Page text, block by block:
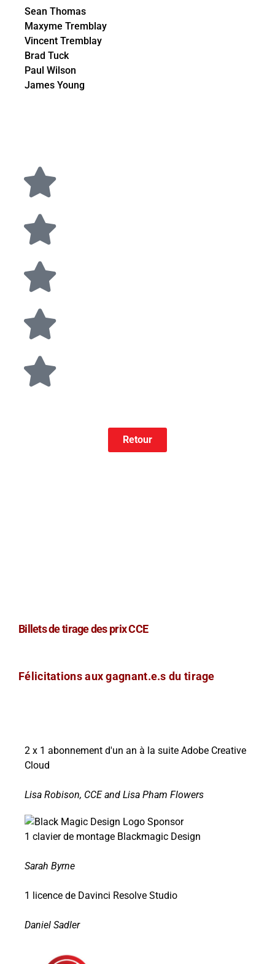
Sean Thomas
Maxyme Tremblay
Vincent Tremblay
Brad Tuck
Paul Wilson
James Young
Retour
Billets de tirage des prix CCE
Félicitations aux gagnant.e.s du tirage
2 x 1 abonnement d'un an à la suite Adobe Creative
Cloud
Lisa Robison, CCE and Lisa Pham Flowers
1 clavier de montage Blackmagic Design
Sarah Byrne
1 licence de Davinci Resolve Studio
Daniel Sadler